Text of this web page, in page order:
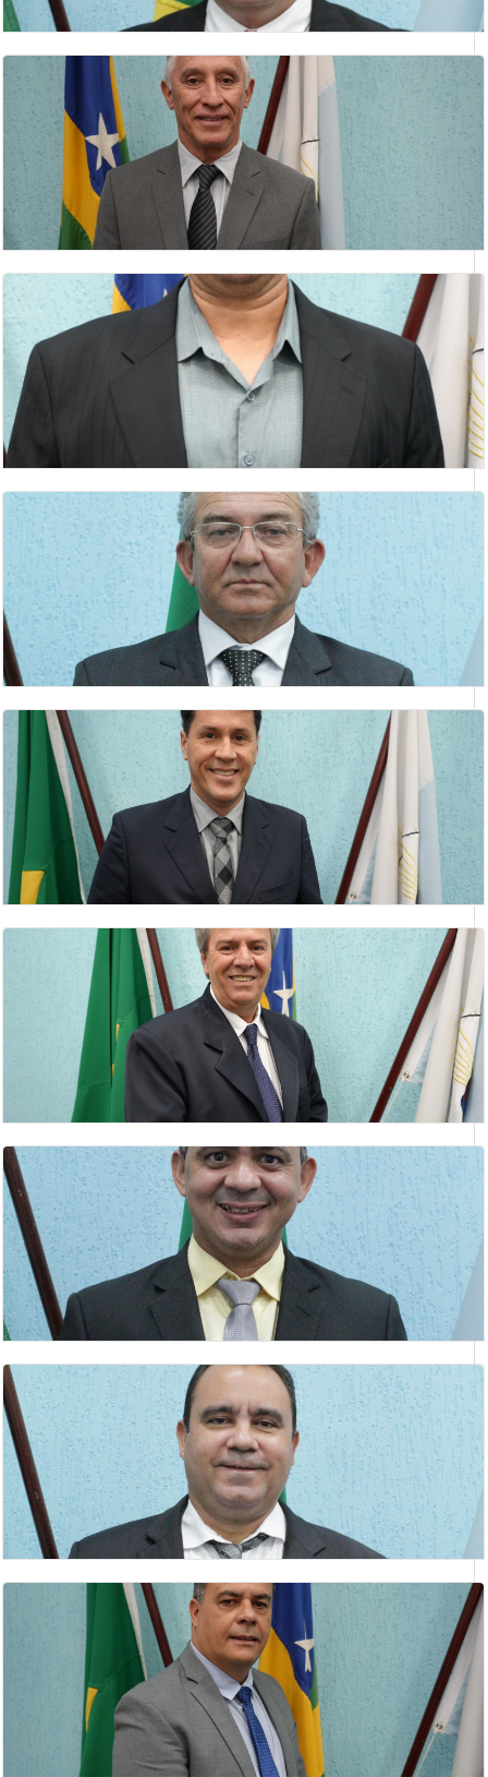
CLÁUDIO SILVA LIMA
vereador
CLEUBER JOSÉ VAZ
vereador
DANIEL NUNES FREIRE
1º Secretário
DEUSMAR BARBOSA DA ROCHA
Vereador(a)
GILBERTO BARBOSA DE ANDRADE
vereador
GILMAR ANTÔNIO NETO
Lider do Prefeito
HELSON BARBOSA DE SOUZA
Vereador(a)
IDELVAN EVANGELISTA DO NASCIMENTO
Vice- Presidente